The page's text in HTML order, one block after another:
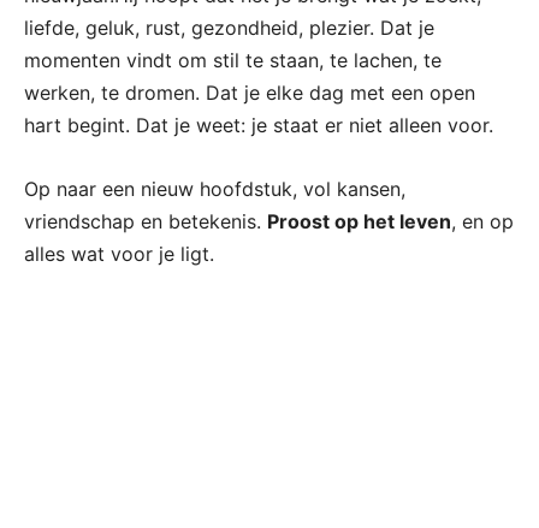
liefde, geluk, rust, gezondheid, plezier. Dat je
momenten vindt om stil te staan, te lachen, te
werken, te dromen. Dat je elke dag met een open
hart begint. Dat je weet: je staat er niet alleen voor.
Op naar een nieuw hoofdstuk, vol kansen,
vriendschap en betekenis. Proost op het leven, en op
alles wat voor je ligt.